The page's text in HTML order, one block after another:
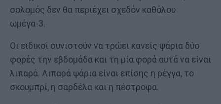
σολομός δεν θα περιέχει σχεδόν καθόλου
ωμέγα-3.
Οι ειδικοί συνιστούν να τρώει κανείς ψάρια δύο
φορές την εβδομάδα και τη μία φορά αυτά να είναι
λιπαρά. Λιπαρά ψάρια είναι επίσης η ρέγγα, το
σκουμπρί, η σαρδέλα και η πέστροφα.